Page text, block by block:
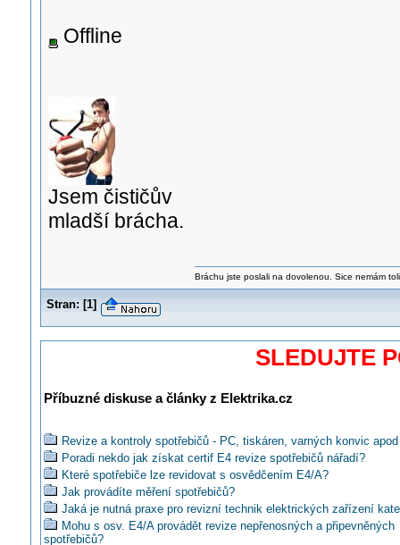
Offline
Jsem čističův
mladší brácha.
Bráchu jste poslali na dovolenou. Sice nemám
Stran: [1]
SLEDUJTE
Příbuzné diskuse a články z Elektrika.cz
Revize a kontroly spotřebičů - PC, tiskáren, varných konvic apod
Poradi nekdo jak získat certif E4 revize spotřebičů nářadí?
Které spotřebiče lze revidovat s osvědčením E4/A?
Jak provádíte měření spotřebičů?
Jaká je nutná praxe pro revizní technik elektrických zařízení
Mohu s osv. E4/A provádět revize nepřenosných a připevněných
spotřebičů?